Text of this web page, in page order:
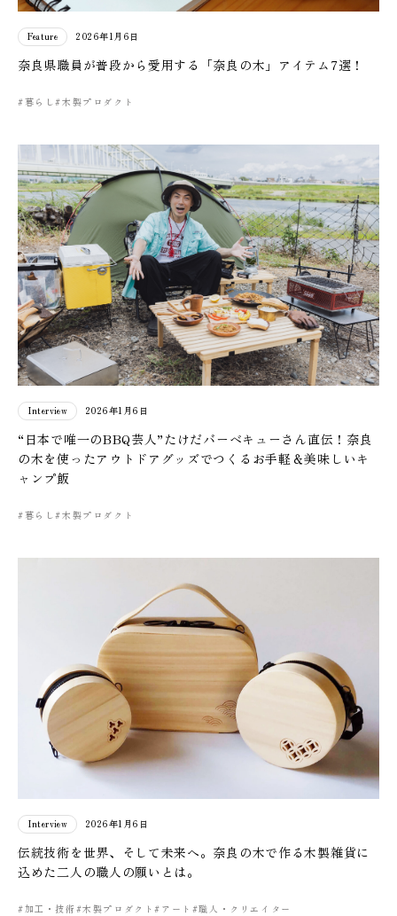
Feature 2026年1月6日
奈良県職員が普段から愛用する「奈良の木」アイテム7選！
#暮らし#木製プロダクト
Interview 2026年1月6日
“日本で唯一のBBQ芸人”たけだバーベキューさん直伝！奈良
の木を使ったアウトドアグッズでつくるお手軽＆美味しいキ
ャンプ飯
#暮らし#木製プロダクト
Interview 2026年1月6日
伝統技術を世界、そして未来へ。奈良の木で作る木製雑貨に
込めた二人の職人の願いとは。
#加工・技術 #木製プロダクト#アート #職人・クリエイター